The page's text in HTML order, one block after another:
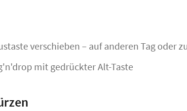
verschieben – auf anderen Tag oder
mit gedrückter Alt-Taste